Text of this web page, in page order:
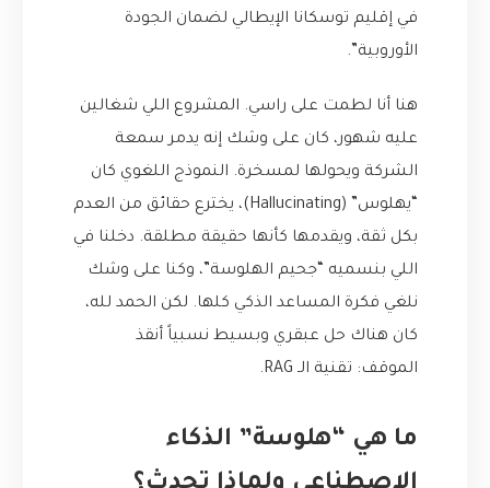
في إقليم توسكانا الإيطالي لضمان الجودة
الأوروبية”.
هنا أنا لطمت على راسي. المشروع اللي شغالين
عليه شهور، كان على وشك إنه يدمر سمعة
الشركة ويحولها لمسخرة. النموذج اللغوي كان
“يهلوس” (Hallucinating)، يخترع حقائق من العدم
بكل ثقة، ويقدمها كأنها حقيقة مطلقة. دخلنا في
اللي بنسميه “جحيم الهلوسة”، وكنا على وشك
نلغي فكرة المساعد الذكي كلها. لكن الحمد لله،
كان هناك حل عبقري وبسيط نسبياً أنقذ
الموقف: تقنية الـ RAG.
ما هي “هلوسة” الذكاء